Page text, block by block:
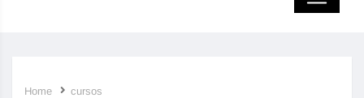
Home cursos